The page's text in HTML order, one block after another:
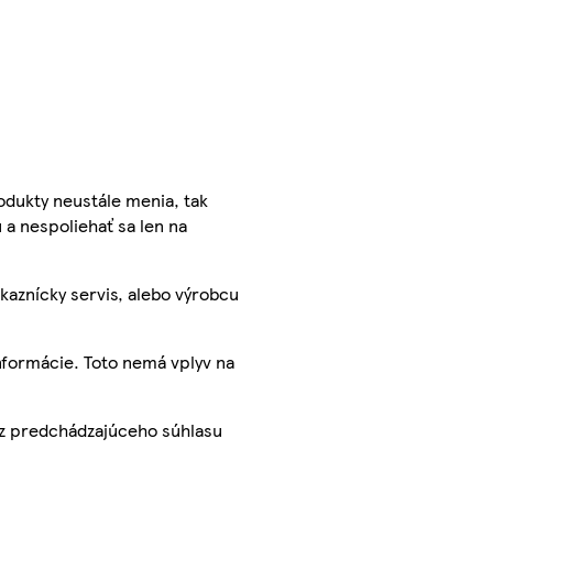
neustále menia, tak
nespoliehať sa len na
servis, alebo výrobcu
Toto nemá vplyv na
súhlasu